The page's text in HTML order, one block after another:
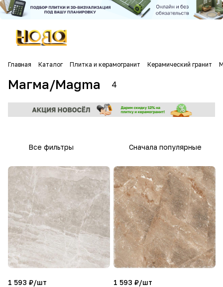
Главная Каталог Плитка и керамогранит Керамический гранит
Магма/Magma 4
Все фильтры Сначала популярные
1 593 ₽/шт
1 593 ₽/шт